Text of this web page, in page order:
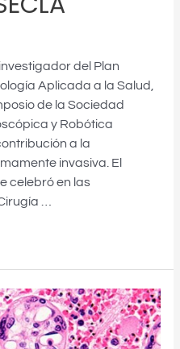
del Plan
Aplicada a la Salud,
de la Sociedad
y Robótica
a la
invasiva. El
celebró en las
…